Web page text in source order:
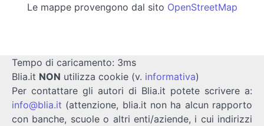
Le mappe provengono dal sito OpenStreetMap
Tempo di caricamento: 3ms
Blia.it NON utilizza cookie (v. informativa)
Per contattare gli autori di Blia.it potete scrivere a:
info@blia.it (attenzione, blia.it non ha alcun rapporto
con banche, scuole o altri enti/aziende, i cui indirizzi